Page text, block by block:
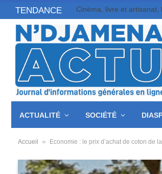
TENDANCE
ACTUALITÉ SOCIÉTÉ
Accueil » Economie : le prix d’achat de coton de